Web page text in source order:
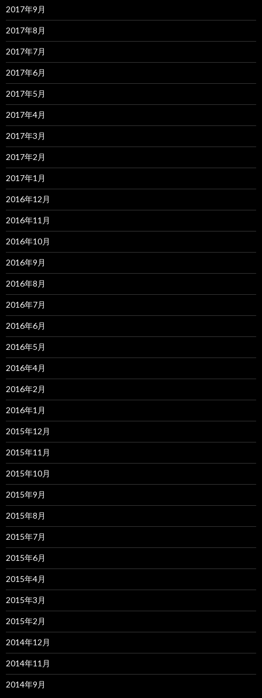
2017年9月
2017年8月
2017年7月
2017年6月
2017年5月
2017年4月
2017年3月
2017年2月
2017年1月
2016年12月
2016年11月
2016年10月
2016年9月
2016年8月
2016年7月
2016年6月
2016年5月
2016年4月
2016年2月
2016年1月
2015年12月
2015年11月
2015年10月
2015年9月
2015年8月
2015年7月
2015年6月
2015年4月
2015年3月
2015年2月
2014年12月
2014年11月
2014年9月